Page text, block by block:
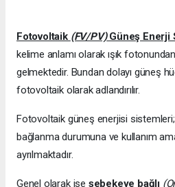
Fotovoltaik (FV/PV)Güneş Enerji
kelime anlamı olarak ışık
gelmektedir. Bundan dolayı güneş
fotovoltaik olarak adlandırılır.
Fotovoltaik güneş enerjisi
bağlanma durumuna ve kullanım
ayrılmaktadır.
Genel olarak ise şebekeye bağlı